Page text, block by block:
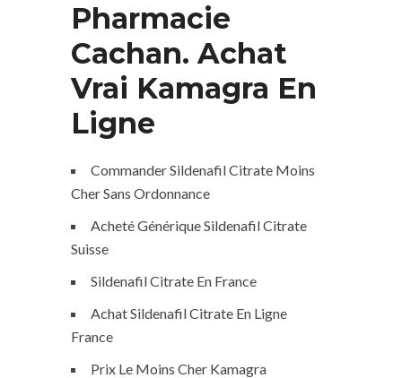
Pharmacie
Cachan. Achat
Vrai Kamagra En
Ligne
Commander Sildenafil Citrate Moins
Cher Sans Ordonnance
Acheté Générique Sildenafil Citrate
Suisse
Sildenafil Citrate En France
Achat Sildenafil Citrate En Ligne
France
Prix Le Moins Cher Kamagra